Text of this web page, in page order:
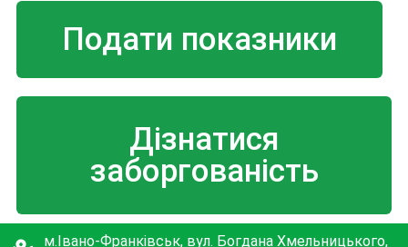
Подати показники
Дізнатися
заборгованість
м.Івано-Франківськ, вул. Богдана Хмельницького,